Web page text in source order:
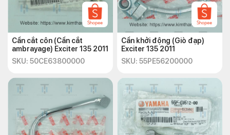
Cần cắt côn (Cần cắt
ambrayage) Exciter 135 2011
SKU: 50CE63800000
Cần khởi động (Giò đạp)
Exciter 135 2011
SKU: 55PE56200000